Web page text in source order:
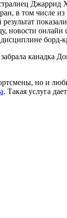
в том
новости
борд-
канадка
но и
. Такая услуга